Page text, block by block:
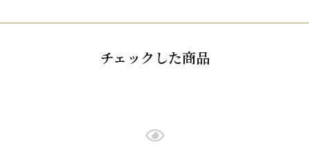
チェックした商品